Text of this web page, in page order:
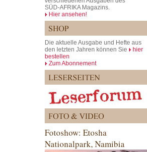
SÜD-AFRIKA Magazins.
Hier ansehen!
Die aktuelle Ausgabe und Hefte aus
den letzten Jahren können Sie
hier
bestellen
Zum Abonnement
Fotoshow: Etosha
Nationalpark, Namibia